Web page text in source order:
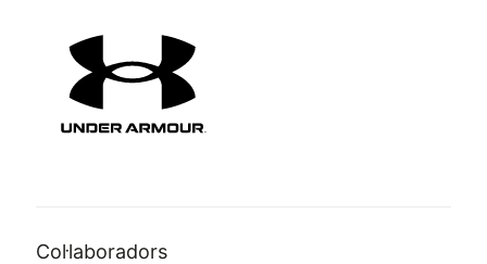
Col·laboradors